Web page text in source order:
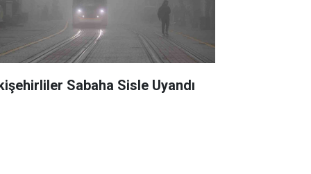
Sabaha Sisle Uyandı